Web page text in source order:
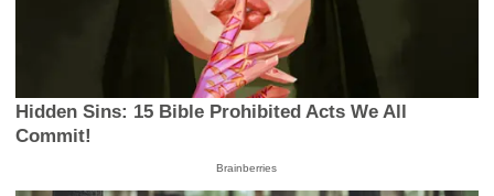
Hidden Sins: 15 Bible Prohibited Acts We All
Commit!
Brainberries